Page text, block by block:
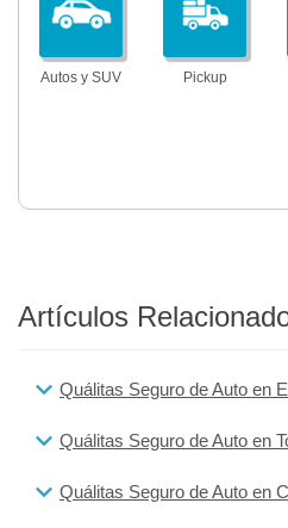
Autos y SUV Pickup
Artículos
Quálitas Seguro de Auto en
Quálitas Seguro de Auto en
Quálitas Seguro de Auto en